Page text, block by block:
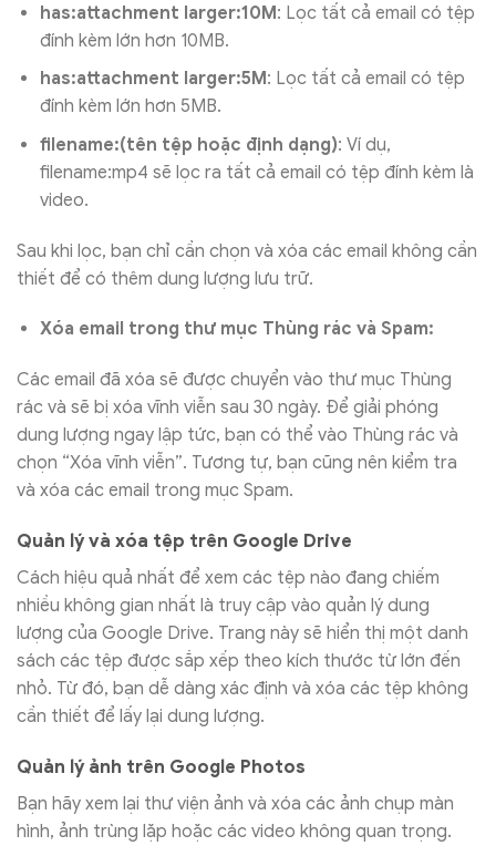
has:attachment larger:10M: Lọc tất cả email có tệp
đính kèm lớn hơn 10MB.
has:attachment larger:5M: Lọc tất cả email có tệp
đính kèm lớn hơn 5MB.
filename:(tên tệp hoặc định dạng): Ví dụ,
filename:mp4 sẽ lọc ra tất cả email có tệp đính kèm là
video.
Sau khi lọc, bạn chỉ cần chọn và xóa các email không cần
thiết để có thêm dung lượng lưu trữ.
Xóa email trong thư mục Thùng rác và Spam:
Các email đã xóa sẽ được chuyển vào thư mục Thùng
rác và sẽ bị xóa vĩnh viễn sau 30 ngày. Để giải phóng
dung lượng ngay lập tức, bạn có thể vào Thùng rác và
chọn “Xóa vĩnh viễn”. Tương tự, bạn cũng nên kiểm tra
và xóa các email trong mục Spam.
Quản lý và xóa tệp trên Google Drive
Cách hiệu quả nhất để xem các tệp nào đang chiếm
nhiều không gian nhất là truy cập vào quản lý dung
lượng của Google Drive. Trang này sẽ hiển thị một danh
sách các tệp được sắp xếp theo kích thước từ lớn đến
nhỏ. Từ đó, bạn dễ dàng xác định và xóa các tệp không
cần thiết để lấy lại dung lượng.
Quản lý ảnh trên Google Photos
Bạn hãy xem lại thư viện ảnh và xóa các ảnh chụp màn
hình, ảnh trùng lặp hoặc các video không quan trọng.